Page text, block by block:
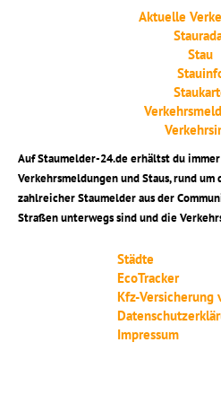
Aktuelle
Stau
Auf Staumelder-24.de erhältst du
Verkehrsmeldungen und Staus, rund
zahlreicher Staumelder aus der
Straßen unterwegs sind und die
Städte
EcoTracker
Kfz-Versicherung
Impressum